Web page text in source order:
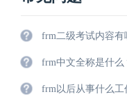
frm二级考试内容有
frm中文全称是什么
frm以后从事什么工